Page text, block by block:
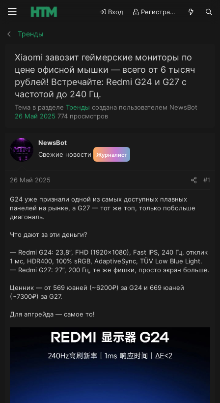
Вход Регистрация
Тренды
Xiaomi завозит геймерские мониторы по
цене офисной мышки — всего от 6 тысяч
рублей! Встречайте: Redmi G24 и G27 с
частотой до 240 Гц.
Тема в разделе Тренды создана пользователем А
NewsBot
Д
а
н
а
а
а
26 Май 2025 П
с
774 просмотров
NewsBot
Свежие новости
Журналист
26 Май 2025 #1
G24 уже признали одной из самых доступных плавных
панелей на рынке, а G27 — тот же топ, только побольше
диагональ.
Что дают за эти деньги?
— Redmi G24: 23,8”, FHD (1920×1080), Fast IPS, 240 Гц, отклик
1 мс, HDR400, 100% sRGB, AdaptiveSync, TÜV Low Blue Light.
— Redmi G27: 27”, 200 Гц, те же фишки, просто экран больше.
Ценник — от 569 юаней (~6200₽) за G24 и 669 юаней
(~7300₽) за G27.
Для апгрейда — самое то!